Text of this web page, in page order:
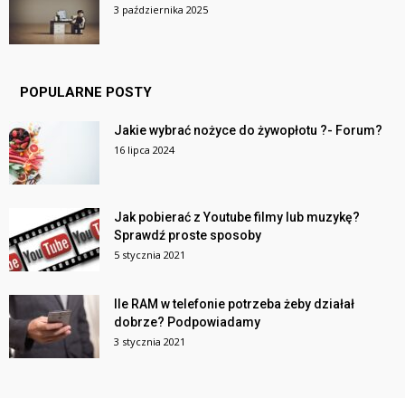
3 października 2025
POPULARNE POSTY
Jakie wybrać nożyce do żywopłotu ?- Forum?
16 lipca 2024
Jak pobierać z Youtube filmy lub muzykę?
Sprawdź proste sposoby
5 stycznia 2021
Ile RAM w telefonie potrzeba żeby działał
dobrze? Podpowiadamy
3 stycznia 2021